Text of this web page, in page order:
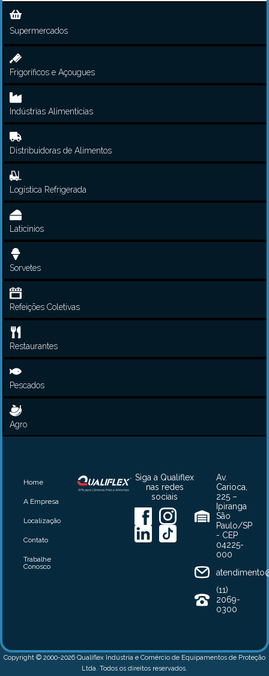
Supermercados
Frigoríficos e Açougues
Indústrias Alimentícias
Distribuidoras de Alimentos
Logística Refrigerada
Laticínios
Sorvetes
Refeições Coletivas
Restaurantes
Pescados
Agro
Av.
Carioca,
225 –
Ipiranga
São
Paulo/SP
- CEP
04225-
000
(11)
2069-
0300
Siga a Qualiflex
nas redes
sociais
Home
A Empresa
Localização
Contato
Trabalhe
Conosco
Copyright © 2000-2026 Qualiflex Indústria e Comércio de Equipamentos de Proteção
Ltda. Todos os direitos reservados.